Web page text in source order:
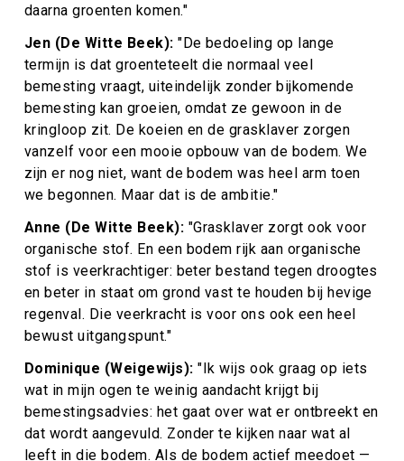
daarna groenten komen."
Jen (De Witte Beek):"De bedoeling op lange
termijn is dat groenteteelt die normaal veel
bemesting vraagt, uiteindelijk zonder bijkomende
bemesting kan groeien, omdat ze gewoon in de
kringloop zit. De koeien en de grasklaver zorgen
vanzelf voor een mooie opbouw van de bodem. We
zijn er nog niet, want de bodem was heel arm toen
we begonnen. Maar dat is de ambitie."
Anne (De Witte Beek): "Grasklaver zorgt ook voor
organische stof. En een bodem rijk aan organische
stof is veerkrachtiger: beter bestand tegen droogtes
en beter in staat om grond vast te houden bij hevige
regenval. Die veerkracht is voor ons ook een heel
bewust uitgangspunt."
Dominique (Weigewijs):"Ik wijs ook graag op iets
wat in mijn ogen te weinig aandacht krijgt bij
bemestingsadvies: het gaat over wat er ontbreekt en
dat wordt aangevuld. Zonder te kijken naar wat al
leeft in die bodem. Als de bodem actief meedoet —